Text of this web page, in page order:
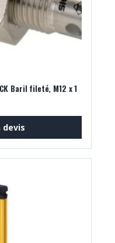
Baril fileté, M12 x 1
devis